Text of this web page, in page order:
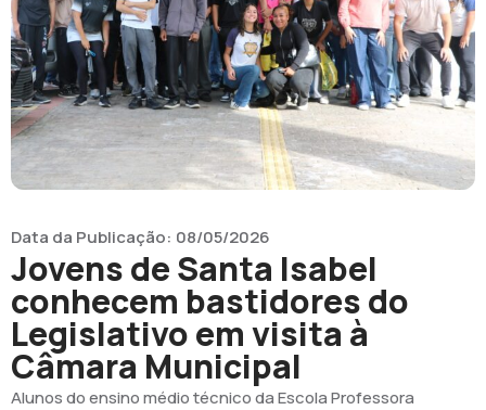
Data da Publicação: 08/05/2026
Jovens de Santa Isabel
conhecem bastidores do
Legislativo em visita à
Câmara Municipal
Alunos do ensino médio técnico da Escola Professora